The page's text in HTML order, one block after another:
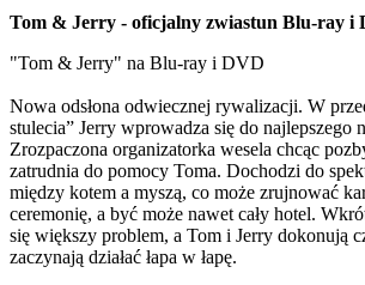
Tom & Jerry - oficjalny zwiastun Blu-ray i
"Tom & Jerry" na Blu-ray i DVD
Nowa odsłona odwiecznej rywalizacji. W
stulecia” Jerry wprowadza się do najlepszego
Zrozpaczona organizatorka wesela chcąc
zatrudnia do pomocy Toma. Dochodzi do
między kotem a myszą, co może zrujnować
ceremonię, a być może nawet cały hotel.
się większy problem, a Tom i Jerry dokonują
zaczynają działać łapa w łapę.